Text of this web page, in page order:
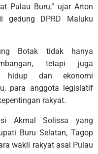
Pulau Buru,” ujar Arton
gedung DPRD Maluku
Botak tidak hanya
tetapi juga
hidup dan ekonomi
para anggota legislatif
rakyat.
Akmal Solissa yang
Buru Selatan, Tagop
wakil rakyat asal Pulau